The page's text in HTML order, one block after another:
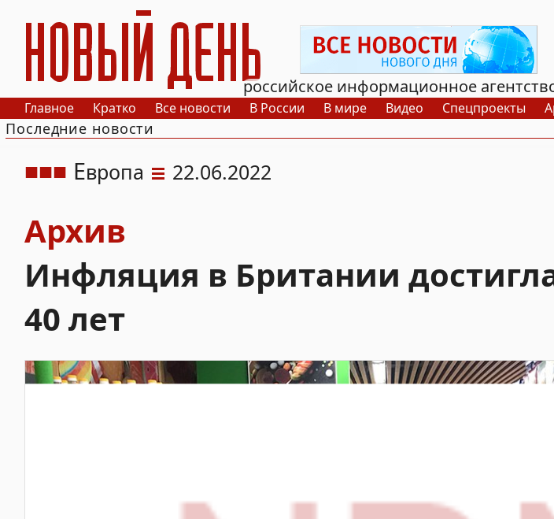
РИА Новый День
российское информационное
Главное Кратко Все новости В России В мире Видео Спецпроекты
Последние новости
Европа 22.06.2022
Архив
Инфляция в Британии
40 лет